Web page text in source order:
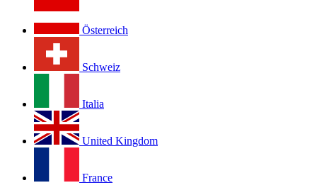
Österreich
Schweiz
Italia
United Kingdom
France